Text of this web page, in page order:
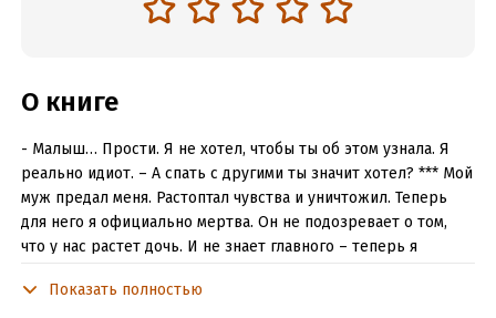
О книге
- Малыш… Прости. Я не хотел, чтобы ты об этом узнала. Я
реально идиот. – А спать с другими ты значит хотел? *** Мой
муж предал меня. Растоптал чувства и уничтожил. Теперь
для него я официально мертва. Он не подозревает о том,
что у нас растет дочь. И не знает главного – теперь я
потеряет всё...
Показать полностью